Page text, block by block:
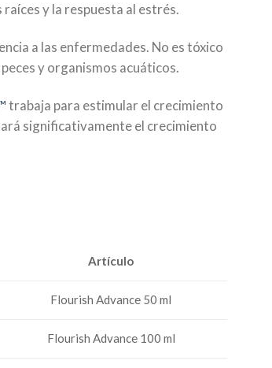
y la respuesta al estrés.
a las enfermedades. No es tóxico
y organismos acuáticos.
trabaja para estimular el crecimiento
significativamente el crecimiento
Artículo
Flourish Advance 50 ml
Flourish Advance 100 ml